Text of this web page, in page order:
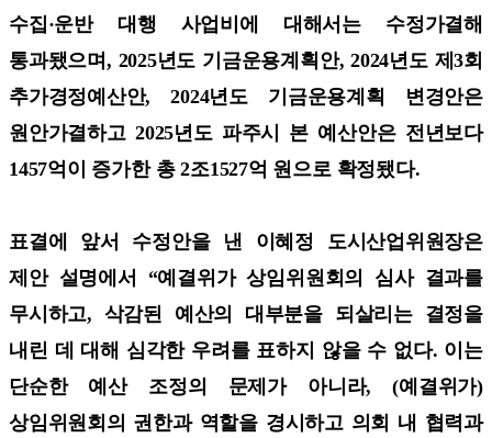
수집·운반 대행 사업비에 대해서는 수정가결해
통과됐으며, 2025년도 기금운용계획안, 2024년도 제3회
추가경정예산안, 2024년도 기금운용계획 변경안은
원안가결하고 2025년도 파주시 본 예산안은 전년보다
1457억이 증가한 총 2조1527억 원으로 확정됐다.
표결에 앞서 수정안을 낸 이혜정 도시산업위원장은
제안 설명에서 “예결위가 상임위원회의 심사 결과를
무시하고, 삭감된 예산의 대부분을 되살리는 결정을
내린 데 대해 심각한 우려를 표하지 않을 수 없다. 이는
단순한 예산 조정의 문제가 아니라, (예결위가)
상임위원회의 권한과 역할을 경시하고 의회 내 협력과